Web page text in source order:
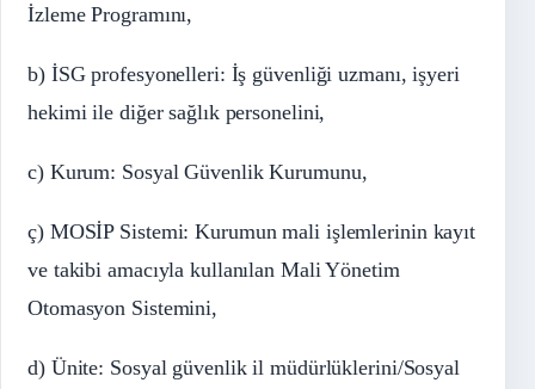
İzleme Programını,
b) İSG profesyonelleri: İş güvenliği uzmanı, işyeri
hekimi ile diğer sağlık personelini,
c) Kurum: Sosyal Güvenlik Kurumunu,
ç) MOSİP Sistemi: Kurumun mali işlemlerinin kayıt
ve takibi amacıyla kullanılan Mali Yönetim
Otomasyon Sistemini,
d) Ünite: Sosyal güvenlik il müdürlüklerini/Sosyal